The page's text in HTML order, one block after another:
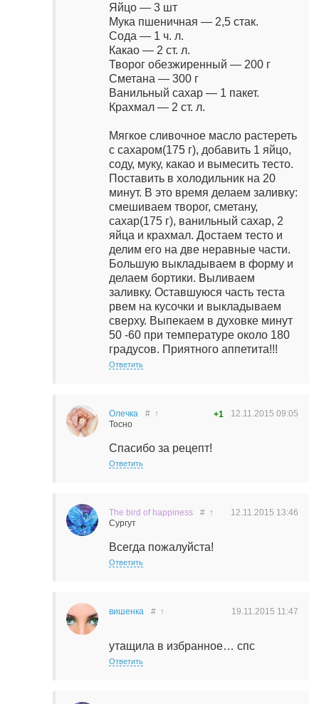
Яйцо — 3 шт
Мука пшеничная — 2,5 стак.
Сода — 1 ч. л.
Какао — 2 ст. л.
Творог обезжиренный — 200 г
Сметана — 300 г
Ванильный сахар — 1 пакет.
Крахмал — 2 ст. л.
Мягкое сливочное масло растереть
с сахаром(175 г), добавить 1 яйцо,
соду, муку, какао и вымесить тесто.
Поставить в холодильник на 20
минут. В это время делаем заливку:
смешиваем творог, сметану,
сахар(175 г), ванильный сахар, 2
яйца и крахмал. Достаем тесто и
делим его на две неравные части.
Большую выкладываем в форму и
делаем бортики. Выливаем
заливку. Оставшуюся часть теста
рвем на кусочки и выкладываем
сверху. Выпекаем в духовке минут
50 -60 при температуре около 180
градусов. Приятного аппетита!!!
Ответить
Олечка
Тосно
12.11.2015 09:05
# ↑ +1
Спасибо за рецепт!
Ответить
The bird of happiness
Сургут
12.11.2015 13:46
# ↑
Всегда пожалуйста!
Ответить
вишенка 19.11.2015 11:47
# ↑
утащила в избранное… спс
Ответить